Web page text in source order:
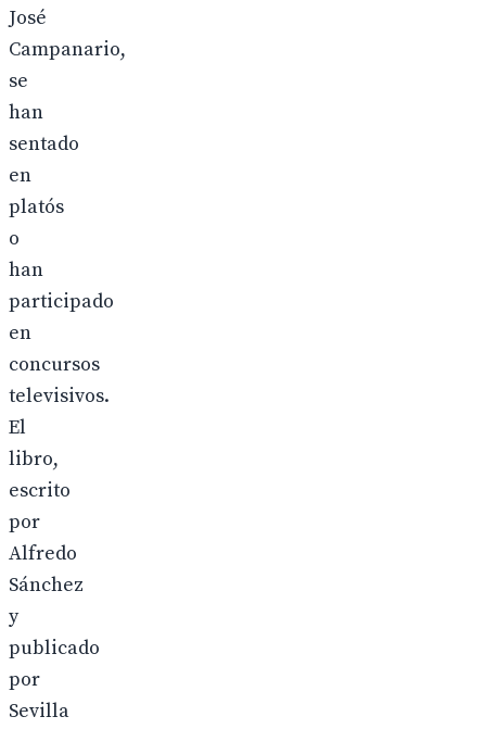
José
Campanario,
se
han
sentado
en
platós
o
han
participado
en
concursos
televisivos.
El
libro,
escrito
por
Alfredo
Sánchez
y
publicado
por
Sevilla